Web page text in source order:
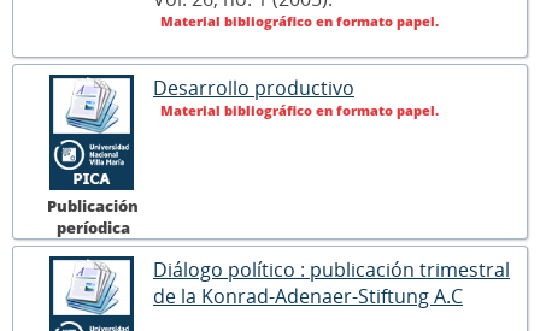
Material bibliográfico en formato papel.
Publicación
períodica
Desarrollo productivo
Material bibliográfico en formato papel.
Diálogo político : publicación trimestral
de la Konrad-Adenaer-Stiftung A.C